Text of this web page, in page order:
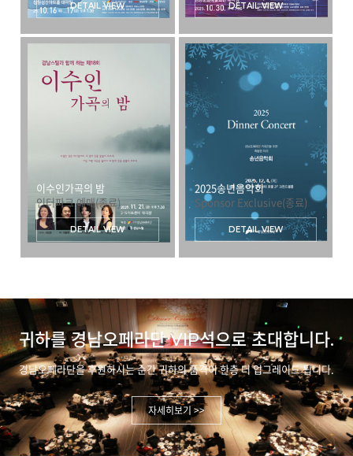
DETAIL VIEW DETAIL VIEW
이수인가곡의 밤
인터파크 예매(종료)
DETAIL VIEW
2025송년음악회
Sponsor Exclusive(종료)
DETAIL VIEW
귀하를 경남오페라단 VIP석으로 초대합니다.
경남오페라단을 후원하시는 순간 귀하의 품격이 한층 더 업그레이드 됩니다.
자세히보기 >>